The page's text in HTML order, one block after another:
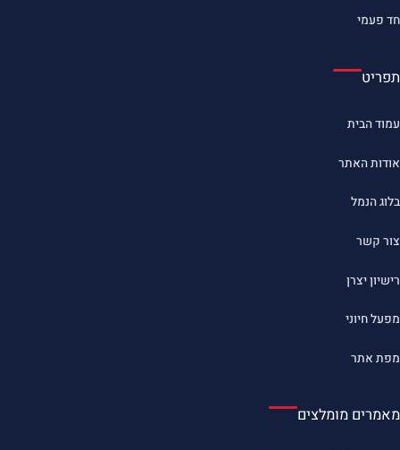
חד פעמי
תפריט
עמוד הבית
אודות האתר
בלוג הנמל
צור קשר
רישיון יצרן
מפעל חיוני
מפת אתר
מאמרים מומלצים